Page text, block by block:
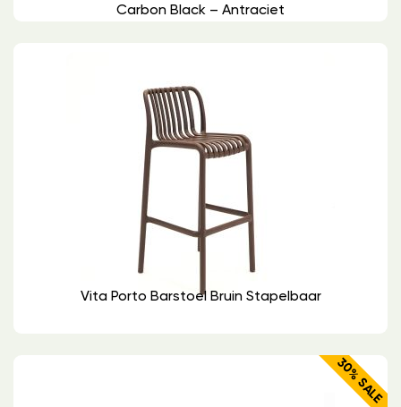
Carbon Black – Antraciet
Vita Porto Barstoel Bruin Stapelbaar
30% SALE